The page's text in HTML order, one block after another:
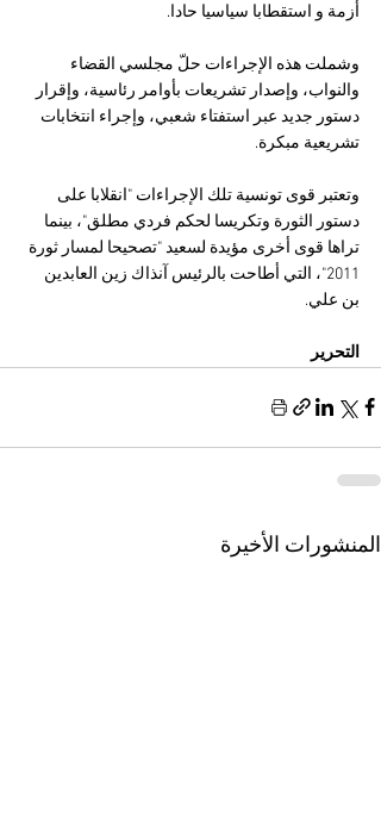
أزمة و استقطابا سياسيا حادا.
وشملت هذه الإجراءات حلّ مجلسي القضاء
والنواب، وإصدار تشريعات بأوامر رئاسية، وإقرار
دستور جديد عبر استفتاء شعبي، وإجراء انتخابات
تشريعية مبكرة.
وتعتبر قوى تونسية تلك الإجراءات "انقلابا على
دستور الثورة وتكريسا لحكم فردي مطلق"، بينما
تراها قوى أخرى مؤيدة لسعيد "تصحيحا لمسار ثورة
2011"، التي أطاحت بالرئيس آنذاك زين العابدين
بن علي.
التحرير
المنشورات الأخيرة